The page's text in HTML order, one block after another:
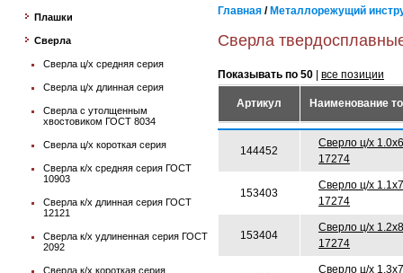
Плашки
Сверла
Сверла ц/х средняя серия
Сверла ц/х длинная серия
Сверла с утолщенным
хвостовиком ГОСТ 8034
Сверла ц/х короткая серия
Сверла к/х средняя серия ГОСТ
10903
Сверла к/х длинная серия ГОСТ
12121
Сверла к/х удлиненная серия ГОСТ
2092
Сверла к/х короткая серия
Главная / Металлорежущий
Сверла
Показывать по 50 все позиции
Артикул Наименование
144452
Сверло ц/х
17274
153403
Сверло ц/х
17274
153404
Сверло ц/х
17274
Сверло ц/х